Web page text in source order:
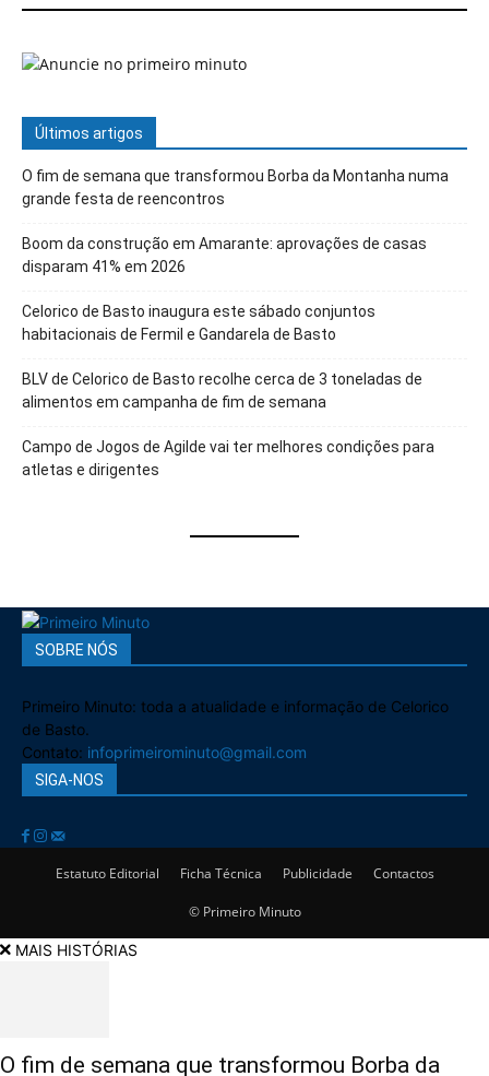
Últimos artigos
O fim de semana que transformou Borba da Montanha numa
grande festa de reencontros
Boom da construção em Amarante: aprovações de casas
disparam 41% em 2026
Celorico de Basto inaugura este sábado conjuntos
habitacionais de Fermil e Gandarela de Basto
BLV de Celorico de Basto recolhe cerca de 3 toneladas de
alimentos em campanha de fim de semana
Campo de Jogos de Agilde vai ter melhores condições para
atletas e dirigentes
SOBRE NÓS
Primeiro Minuto: toda a atualidade e informação de Celorico
de Basto.
Contato: infoprimeirominuto@gmail.com
SIGA-NOS
Estatuto Editorial Ficha Técnica Publicidade Contactos
© Primeiro Minuto
MAIS HISTÓRIAS
O fim de semana que transformou Borba da